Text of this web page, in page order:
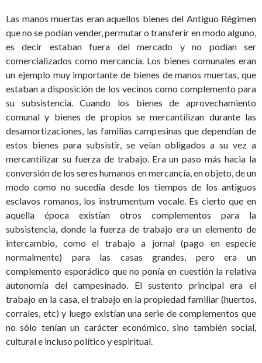
Las manos muertas eran aquellos bienes del Antiguo Régimen
que no se podían vender, permutar o transferir en modo alguno,
es decir estaban fuera del mercado y no podían ser
comercializados como mercancía. Los bienes comunales eran
un ejemplo muy importante de bienes de manos muertas, que
estaban a disposición de los vecinos como complemento para
su subsistencia. Cuando los bienes de aprovechamiento
comunal y bienes de propios se mercantilizan durante las
desamortizaciones, las familias campesinas que dependían de
estos bienes para subsistir, se veían obligados a su vez a
mercantilizar su fuerza de trabajo. Era un paso más hacia la
conversión de los seres humanos en mercancía, en objeto, de un
modo como no sucedía desde los tiempos de los antiguos
esclavos romanos, los instrumentum vocale. Es cierto que en
aquella época existían otros complementos para la
subsistencia, donde la fuerza de trabajo era un elemento de
intercambio, como el trabajo a jornal (pago en especie
normalmente) para las casas grandes, pero era un
complemento esporádico que no ponía en cuestión la relativa
autonomía del campesinado. El sustento principal era el
trabajo en la casa, el trabajo en la propiedad familiar (huertos,
corrales, etc) y luego existían una serie de complementos que
no sólo tenían un carácter económico, sino también social,
cultural e incluso político y espiritual.